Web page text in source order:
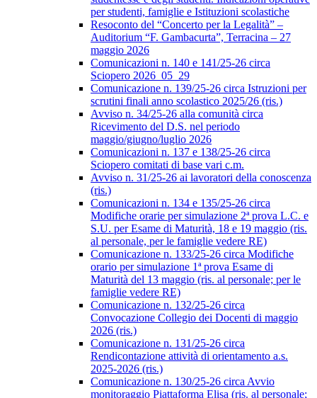
per studenti, famiglie e Istituzioni scolastiche
Resoconto del “Concerto per la Legalità” –
Auditorium “F. Gambacurta”, Terracina – 27
maggio 2026
Comunicazioni n. 140 e 141/25-26 circa
Sciopero 2026_05_29
Comunicazione n. 139/25-26 circa Istruzioni per
scrutini finali anno scolastico 2025/26 (ris.)
Avviso n. 34/25-26 alla comunità circa
Ricevimento del D.S. nel periodo
maggio/giugno/luglio 2026
Comunicazioni n. 137 e 138/25-26 circa
Sciopero comitati di base vari c.m.
Avviso n. 31/25-26 ai lavoratori della conoscenza
(ris.)
Comunicazioni n. 134 e 135/25-26 circa
Modifiche orarie per simulazione 2ª prova L.C. e
S.U. per Esame di Maturità, 18 e 19 maggio (ris.
al personale, per le famiglie vedere RE)
Comunicazione n. 133/25-26 circa Modifiche
orario per simulazione 1ª prova Esame di
Maturità del 13 maggio (ris. al personale; per le
famiglie vedere RE)
Comunicazione n. 132/25-26 circa
Convocazione Collegio dei Docenti di maggio
2026 (ris.)
Comunicazione n. 131/25-26 circa
Rendicontazione attività di orientamento a.s.
2025-2026 (ris.)
Comunicazione n. 130/25-26 circa Avvio
monitoraggio Piattaforma Elisa (ris. al personale;